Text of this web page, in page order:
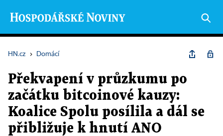
HN.cz › Domácí
Překvapení v průzkumu po
začátku bitcoinové kauzy:
Koalice Spolu posílila a dál se
přibližuje k hnutí ANO